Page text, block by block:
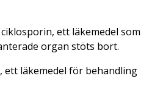
ett läkemedel som
organ stöts bort.
ett läkemedel för behandling